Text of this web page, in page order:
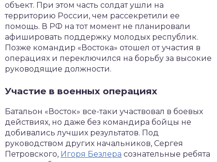
объект. При этом часть солдат ушли на
территорию России, чем рассекретили ее
помощь. В РФ на тот момент не планировали
афишировать поддержку молодых республик.
Позже командир «Востока» отошел от участия в
операциях и переключился на борьбу за высокие
руководящие должности.
Участие в военных операциях
Батальон «Восток» все-таки участвовал в боевых
действиях, но даже без командира бойцы не
добивались лучших результатов. Под
руководством других начальников, Сергея
Петровского, Игоря Безлера сознательные ребята